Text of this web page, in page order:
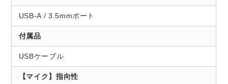
USB-A / 3.5mmポート
付属品
USBケーブル
【マイク】指向性